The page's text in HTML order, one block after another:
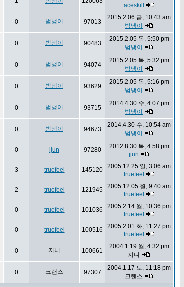
aceskill
0 범냉이 97013
2015.2.06 금, 10:43 am
범냉이
0 범냉이 90483
2015.2.05 목, 5:50 pm
범냉이
0 범냉이 94074
2015.2.05 목, 5:32 pm
범냉이
0 범냉이 93629
2015.2.05 목, 5:16 pm
범냉이
0 범냉이 93715
2014.4.30 수, 4:07 pm
범냉이
0 범냉이 94673
2014.4.30 수, 10:54 am
범냉이
0 jjun 97280
2012.8.30 목, 4:58 pm
jjun
3 truefeel 145120
2005.12.25 일, 3:06 am
truefeel
2 truefeel 121945
2005.12.05 월, 9:40 am
truefeel
0 truefeel 101036
2005.2.14 월, 10:36 pm
truefeel
0 truefeel 100516
2005.2.01 화, 11:27 pm
truefeel
0 지니 100661
2004.1.19 월, 4:32 pm
지니
0 크랜스 97307
2004.1.17 토, 11:18 pm
크랜스